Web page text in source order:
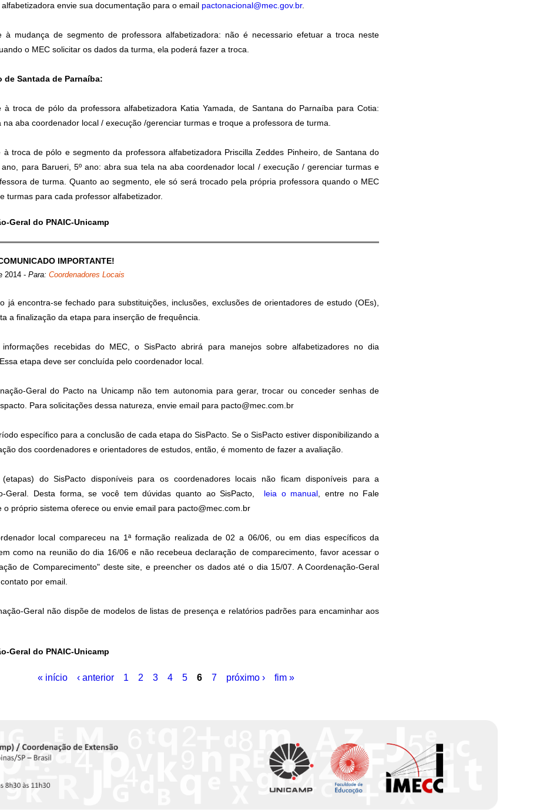
envie sua documentação para o email pactonacional@mec.gov.br.
à mudança de segmento de professora alfabetizadora: não é necessario efetuar a troca neste
o MEC solicitar os dados da turma, ela poderá fazer a troca.
de Santada de Parnaíba:
à troca de pólo da professora alfabetizadora Katia Yamada, de Santana do Parnaíba para Cotia:
na aba coordenador local / execução /gerenciar turmas e troque a professora de turma.
à troca de pólo e segmento da professora alfabetizadora Priscilla Zeddes Pinheiro, de Santana do
ano, para Barueri, 5º ano: abra sua tela na aba coordenador local / execução / gerenciar turmas e
de turma. Quanto ao segmento, ele só será trocado pela própria professora quando o MEC
turmas para cada professor alfabetizador.
Geral do PNAIC-Unicamp
IMPORTANTE!
2014 - Para:Coordenadores Locais
já encontra-se fechado para substituições, inclusões, exclusões de orientadores de estudo (OEs),
a finalização da etapa para inserção de frequência.
informações recebidas do MEC, o SisPacto abrirá para manejos sobre alfabetizadores no dia
etapa deve ser concluída pelo coordenador local.
Geral do Pacto na Unicamp não tem autonomia para gerar, trocar ou conceder senhas de
Para solicitações dessa natureza, envie email para pacto@mec.com.br
específico para a conclusão de cada etapa do SisPacto. Se o SisPacto estiver disponibilizando a
dos coordenadores e orientadores de estudos, então, é momento de fazer a avaliação.
do SisPacto disponíveis para os coordenadores locais não ficam disponíveis para a
Geral. Desta forma, se você tem dúvidas quanto ao SisPacto, leia o manual , entre no Fale
o próprio sistema oferece ou envie email para pacto@mec.com.br
local compareceu na 1ª formação realizada de 02 a 06/06, ou em dias específicos da
como na reunião do dia 16/06 e não recebeua declaração de comparecimento, favor acessar o
de Comparecimento" deste site, e preencher os dados até o dia 15/07. A Coordenação-Geral
por email.
Geral não dispõe de modelos de listas de presença e relatórios padrões para encaminhar aos
Geral do PNAIC-Unicamp
« início ‹ anterior 1 2 3 4 5 6 7 próximo › fim »